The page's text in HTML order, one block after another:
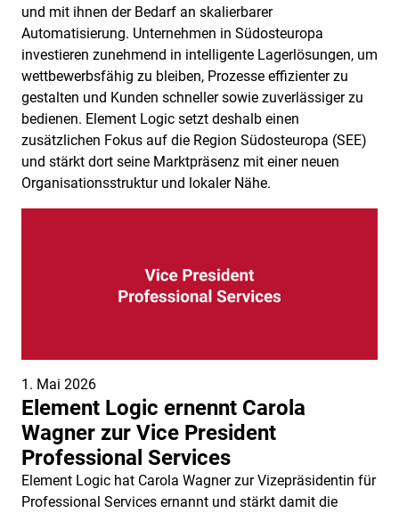
und mit ihnen der Bedarf an skalierbarer
Automatisierung. Unternehmen in Südosteuropa
investieren zunehmend in intelligente Lagerlösungen, um
wettbewerbsfähig zu bleiben, Prozesse effizienter zu
gestalten und Kunden schneller sowie zuverlässiger zu
bedienen. Element Logic setzt deshalb einen
zusätzlichen Fokus auf die Region Südosteuropa (SEE)
und stärkt dort seine Marktpräsenz mit einer neuen
Organisationsstruktur und lokaler Nähe.
1. Mai 2026
Element Logic ernennt Carola
Wagner zur Vice President
Professional Services
Element Logic hat Carola Wagner zur Vizepräsidentin für
Professional Services ernannt und stärkt damit die